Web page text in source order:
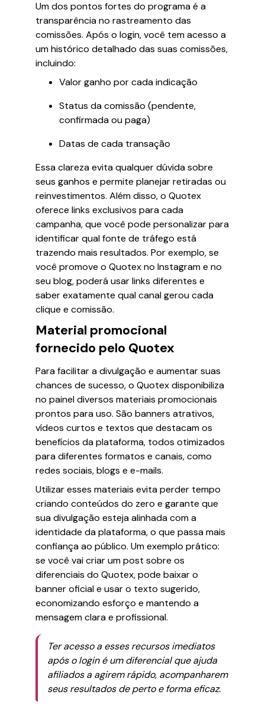
Um dos pontos fortes do programa é a
transparência no rastreamento das
comissões. Após o login, você tem acesso a
um histórico detalhado das suas comissões,
incluindo:
Valor ganho por cada indicação
Status da comissão (pendente,
confirmada ou paga)
Datas de cada transação
Essa clareza evita qualquer dúvida sobre
seus ganhos e permite planejar retiradas ou
reinvestimentos. Além disso, o Quotex
oferece links exclusivos para cada
campanha, que você pode personalizar para
identificar qual fonte de tráfego está
trazendo mais resultados. Por exemplo, se
você promove o Quotex no Instagram e no
seu blog, poderá usar links diferentes e
saber exatamente qual canal gerou cada
clique e comissão.
Material promocional
fornecido pelo Quotex
Para facilitar a divulgação e aumentar suas
chances de sucesso, o Quotex disponibiliza
no painel diversos materiais promocionais
prontos para uso. São banners atrativos,
vídeos curtos e textos que destacam os
benefícios da plataforma, todos otimizados
para diferentes formatos e canais, como
redes sociais, blogs e e-mails.
Utilizar esses materiais evita perder tempo
criando conteúdos do zero e garante que
sua divulgação esteja alinhada com a
identidade da plataforma, o que passa mais
confiança ao público. Um exemplo prático:
se você vai criar um post sobre os
diferenciais do Quotex, pode baixar o
banner oficial e usar o texto sugerido,
economizando esforço e mantendo a
mensagem clara e profissional.
Ter acesso a esses recursos imediatos
após o login é um diferencial que ajuda
afiliados a agirem rápido, acompanharem
seus resultados de perto e forma eficaz.